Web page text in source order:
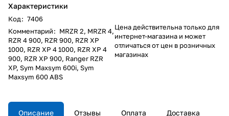
Характеристики
Код: 7406
Комментарий: MRZR 2, MRZR 4,
RZR 4 900, RZR 900, RZR XP
1000, RZR XP 4 1000, RZR XP 4
900, RZR XP 900, Ranger RZR
XP, Sym Maxsym 600i, Sym
Maxsym 600 ABS
Цена действительна только для
интернет-магазина и может
отличаться от цен в розничных
магазинах
Описание Отзывы Оплата Доставка